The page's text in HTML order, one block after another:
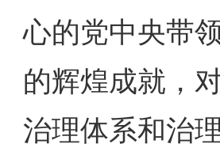
心的党中央带
的辉煌成就，
治理体系和治